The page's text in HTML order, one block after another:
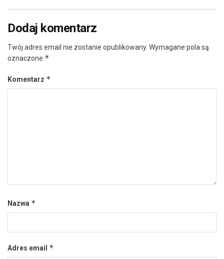
Dodaj komentarz
Twój adres email nie zostanie opublikowany. Wymagane pola są
oznaczone *
Komentarz *
Nazwa *
Adres email *